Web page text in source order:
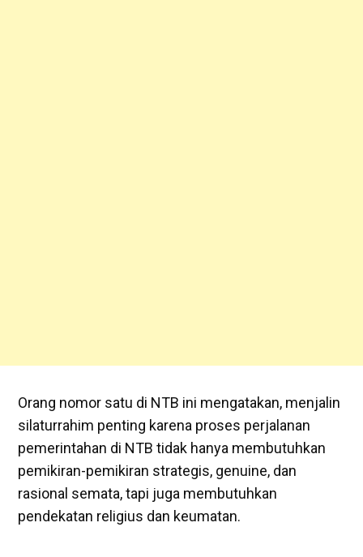
Orang nomor satu di NTB ini mengatakan, menjalin
silaturrahim penting karena proses perjalanan
pemerintahan di NTB tidak hanya membutuhkan
pemikiran-pemikiran strategis, genuine, dan
rasional semata, tapi juga membutuhkan
pendekatan religius dan keumatan.